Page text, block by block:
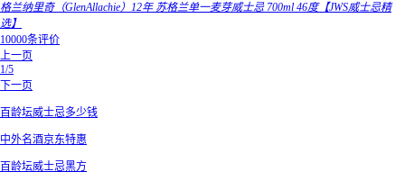
格兰纳里奇（GlenAllachie）12年 苏格兰单一麦芽威士忌 700ml 46度【JWS威士忌精
选】
10000条评价
上一页
1/5
下一页
百龄坛威士忌多少钱
中外名酒京东特惠
百龄坛威士忌黑方